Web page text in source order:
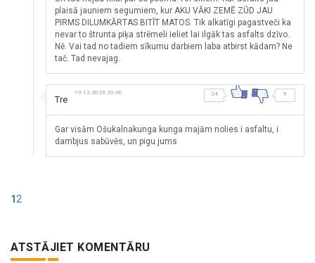
plaisā jauniem segumiem, kur AKU VĀKI ZEMĒ ZŪD JAU
PIRMS DILUMKĀRTAS BITĪT MATOS. Tik alkatīgi pagastveči ka
nevar to štrunta piķa strēmeli ieliet lai ilgāk tas asfalts dzīvo.
Nē. Vai tad no tadiem sīkumu darbiem laba atbirst kādam? Ne
tač. Tad nevajag.
Tre
19.12.2023 20:36 24 9
Gar visām Ošukalnakunga kunga majām nolies i asfaltu, i
dambjus sabūvēs, un pigu jums
12
ATSTĀJIET KOMENTĀRU